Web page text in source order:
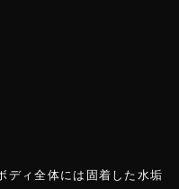
ディ全体には固着した水垢